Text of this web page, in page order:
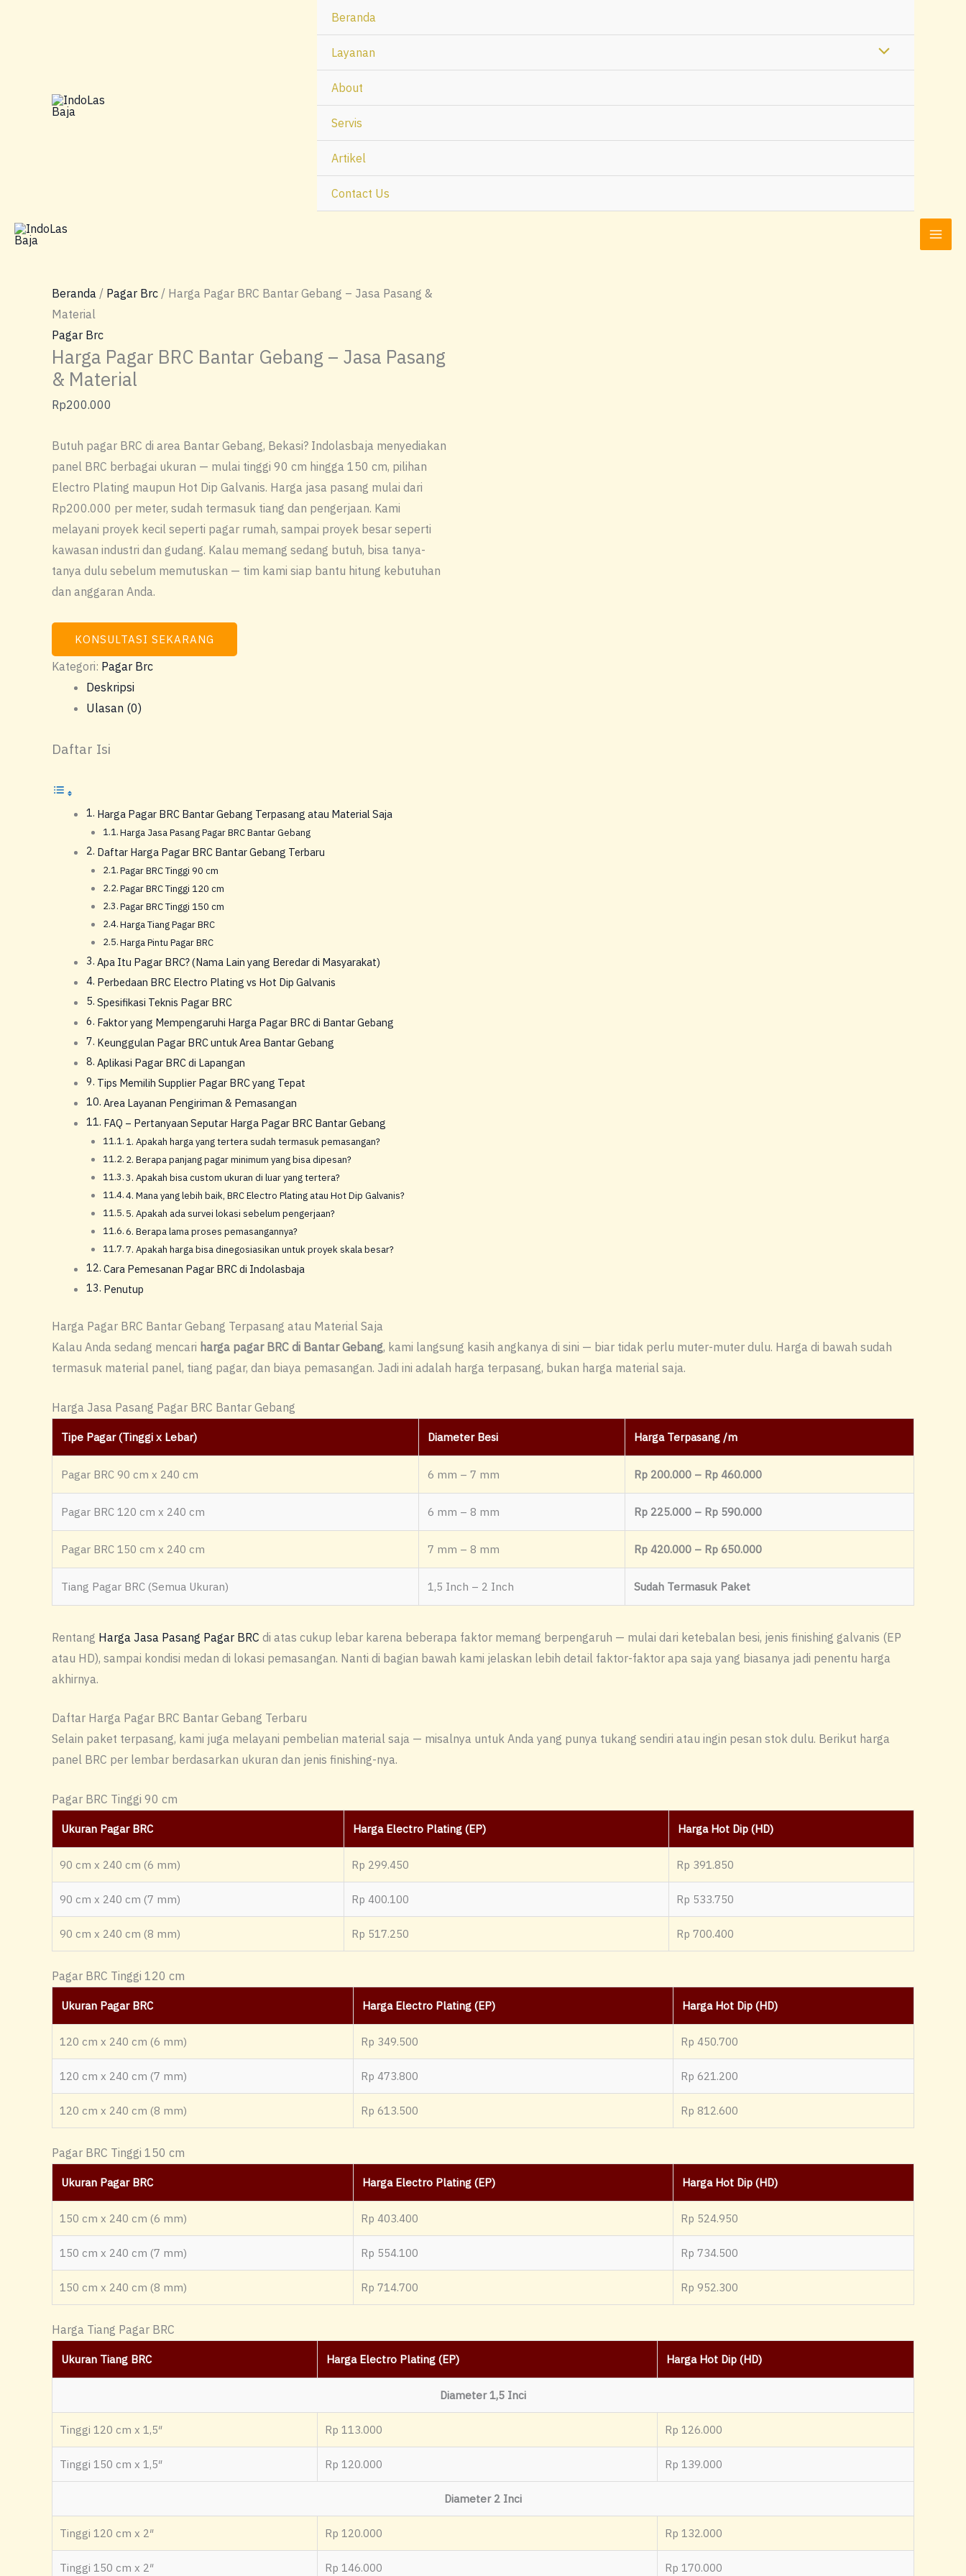
Beranda
Layanan
About
Servis
Artikel
Contact Us
Beranda / Pagar Brc / Harga Pagar BRC Bantar Gebang – Jasa Pasang &
Material
Pagar Brc
Harga Pagar BRC Bantar Gebang – Jasa Pasang
& Material
Rp200.000
Butuh pagar BRC di area Bantar Gebang, Bekasi? Indolasbaja menyediakan
panel BRC berbagai ukuran — mulai tinggi 90 cm hingga 150 cm, pilihan
Electro Plating maupun Hot Dip Galvanis. Harga jasa pasang mulai dari
Rp200.000 per meter, sudah termasuk tiang dan pengerjaan. Kami
melayani proyek kecil seperti pagar rumah, sampai proyek besar seperti
kawasan industri dan gudang. Kalau memang sedang butuh, bisa tanya-
tanya dulu sebelum memutuskan — tim kami siap bantu hitung kebutuhan
dan anggaran Anda.
KONSULTASI SEKARANG
Kategori: Pagar Brc
Deskripsi
Ulasan (0)
Daftar Isi
Harga Pagar BRC Bantar Gebang Terpasang atau Material Saja
Harga Jasa Pasang Pagar BRC Bantar Gebang
Daftar Harga Pagar BRC Bantar Gebang Terbaru
Pagar BRC Tinggi 90 cm
Pagar BRC Tinggi 120 cm
Pagar BRC Tinggi 150 cm
Harga Tiang Pagar BRC
Harga Pintu Pagar BRC
Apa Itu Pagar BRC? (Nama Lain yang Beredar di Masyarakat)
Perbedaan BRC Electro Plating vs Hot Dip Galvanis
Spesifikasi Teknis Pagar BRC
Faktor yang Mempengaruhi Harga Pagar BRC di Bantar Gebang
Keunggulan Pagar BRC untuk Area Bantar Gebang
Aplikasi Pagar BRC di Lapangan
Tips Memilih Supplier Pagar BRC yang Tepat
Area Layanan Pengiriman & Pemasangan
FAQ – Pertanyaan Seputar Harga Pagar BRC Bantar Gebang
1. Apakah harga yang tertera sudah termasuk pemasangan?
2. Berapa panjang pagar minimum yang bisa dipesan?
3. Apakah bisa custom ukuran di luar yang tertera?
4. Mana yang lebih baik, BRC Electro Plating atau Hot Dip Galvanis?
5. Apakah ada survei lokasi sebelum pengerjaan?
6. Berapa lama proses pemasangannya?
7. Apakah harga bisa dinegosiasikan untuk proyek skala besar?
Cara Pemesanan Pagar BRC di Indolasbaja
Penutup
Harga Pagar BRC Bantar Gebang Terpasang atau Material Saja
Kalau Anda sedang mencari harga pagar BRC di Bantar Gebang, kami langsung kasih angkanya di sini — biar tidak perlu muter-muter dulu. Harga di bawah sudah
termasuk material panel, tiang pagar, dan biaya pemasangan. Jadi ini adalah harga terpasang, bukan harga material saja.
Harga Jasa Pasang Pagar BRC Bantar Gebang
Tipe Pagar (Tinggi x Lebar) Diameter Besi Harga Terpasang /m
Pagar BRC 90 cm x 240 cm 6 mm – 7 mm Rp 200.000 – Rp 460.000
Pagar BRC 120 cm x 240 cm 6 mm – 8 mm Rp 225.000 – Rp 590.000
Pagar BRC 150 cm x 240 cm 7 mm – 8 mm Rp 420.000 – Rp 650.000
Tiang Pagar BRC (Semua Ukuran) 1,5 Inch – 2 Inch Sudah Termasuk Paket
Rentang Harga Jasa Pasang Pagar BRC di atas cukup lebar karena beberapa faktor memang berpengaruh — mulai dari ketebalan besi, jenis finishing galvanis (EP
atau HD), sampai kondisi medan di lokasi pemasangan. Nanti di bagian bawah kami jelaskan lebih detail faktor-faktor apa saja yang biasanya jadi penentu harga
akhirnya.
Daftar Harga Pagar BRC Bantar Gebang Terbaru
Selain paket terpasang, kami juga melayani pembelian material saja — misalnya untuk Anda yang punya tukang sendiri atau ingin pesan stok dulu. Berikut harga
panel BRC per lembar berdasarkan ukuran dan jenis finishing-nya.
Pagar BRC Tinggi 90 cm
Ukuran Pagar BRC Harga Electro Plating (EP) Harga Hot Dip (HD)
90 cm x 240 cm (6 mm) Rp 299.450 Rp 391.850
90 cm x 240 cm (7 mm) Rp 400.100 Rp 533.750
90 cm x 240 cm (8 mm) Rp 517.250 Rp 700.400
Pagar BRC Tinggi 120 cm
Ukuran Pagar BRC Harga Electro Plating (EP) Harga Hot Dip (HD)
120 cm x 240 cm (6 mm) Rp 349.500 Rp 450.700
120 cm x 240 cm (7 mm) Rp 473.800 Rp 621.200
120 cm x 240 cm (8 mm) Rp 613.500 Rp 812.600
Pagar BRC Tinggi 150 cm
Ukuran Pagar BRC Harga Electro Plating (EP) Harga Hot Dip (HD)
150 cm x 240 cm (6 mm) Rp 403.400 Rp 524.950
150 cm x 240 cm (7 mm) Rp 554.100 Rp 734.500
150 cm x 240 cm (8 mm) Rp 714.700 Rp 952.300
Harga Tiang Pagar BRC
Ukuran Tiang BRC Harga Electro Plating (EP) Harga Hot Dip (HD)
Diameter 1,5 Inci
Tinggi 120 cm x 1,5″ Rp 113.000 Rp 126.000
Tinggi 150 cm x 1,5″ Rp 120.000 Rp 139.000
Diameter 2 Inci
Tinggi 120 cm x 2″ Rp 120.000 Rp 132.000
Tinggi 150 cm x 2″ Rp 146.000 Rp 170.000